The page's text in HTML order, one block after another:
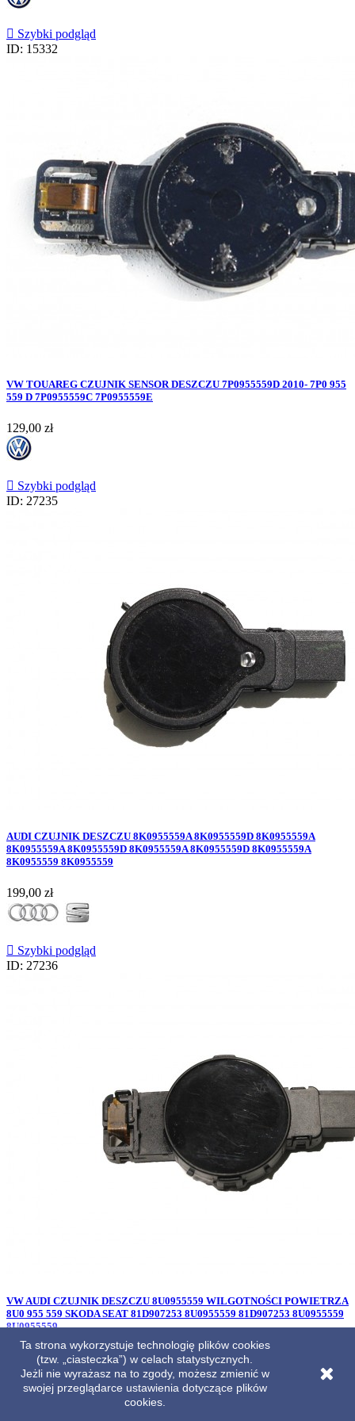
 Szybki podgląd
ID: 15332
VW TOUAREG CZUJNIK SENSOR DESZCZU 7P0955559D 2010- 7P0 955
559 D 7P0955559C 7P0955559E
Cena
129,00 zł
 Szybki podgląd
ID: 27235
AUDI CZUJNIK DESZCZU 8K0955559A 8K0955559D 8K0955559A
8K0955559A 8K0955559D 8K0955559A 8K0955559D 8K0955559A
8K0955559 8K0955559
Cena
199,00 zł
 Szybki podgląd
ID: 27236
VW AUDI CZUJNIK DESZCZU 8U0955559 WILGOTNOŚCI POWIETRZA
8U0 955 559 SKODA SEAT 81D907253 8U0955559 81D907253 8U0955559
8U0955559
169,00 zł
Ta strona wykorzystuje technologię plików cookies
(tzw. „ciasteczka”) w celach statystycznych.
Jeżli nie wyrażasz na to zgody, możesz zmienić w
swojej przeglądarce ustawienia dotyczące plików
cookies.